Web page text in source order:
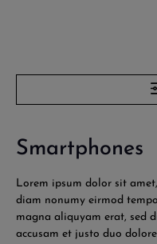
Smartphones
Lorem ipsum dolor sit
diam nonumy eirmod
magna aliquyam erat, sed
accusam et justo duo